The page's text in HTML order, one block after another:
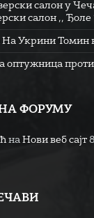
салон у
салон ,, Ђоле
На Укрини Томин
оптужница
ФОРУМУ
на Нови веб сајт